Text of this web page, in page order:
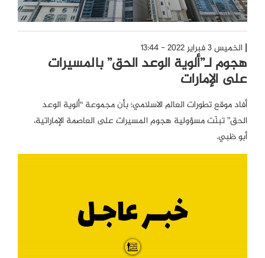
الخميس 3 فبراير 2022 - 13:44
هجوم لـ”ألوية الوعد الحق” بالمسيرات
على الإمارات
أفاد موقع تطورات العالم الاسلامي؛ بأن مجموعة “ألوية الوعد
الحق” تبنّت مسؤولية هجوم المسيرات على العاصمة الإماراتية،
أبو ظبي.